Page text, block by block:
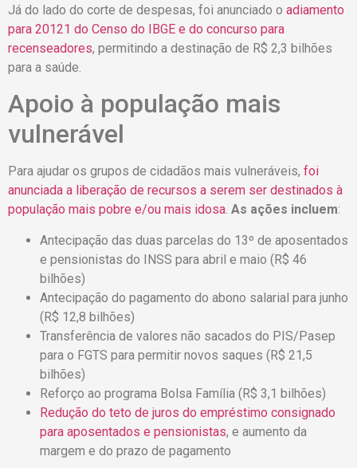
Já do lado do corte de despesas, foi anunciado o adiamento
para 20121 do Censo do IBGE e do concurso para
recenseadores, permitindo a destinação de R$ 2,3 bilhões
para a saúde.
Apoio à população mais
vulnerável
Para ajudar os grupos de cidadãos mais vulneráveis, foi
anunciada a liberação de recursos a serem ser destinados à
população mais pobre e/ou mais idosa. As ações incluem:
Antecipação das duas parcelas do 13º de aposentados
e pensionistas do INSS para abril e maio (R$ 46
bilhões)
Antecipação do pagamento do abono salarial para junho
(R$ 12,8 bilhões)
Transferência de valores não sacados do PIS/Pasep
para o FGTS para permitir novos saques (R$ 21,5
bilhões)
Reforço ao programa Bolsa Família (R$ 3,1 bilhões)
Redução do teto de juros do empréstimo consignado
para aposentados e pensionistas, e aumento da
margem e do prazo de pagamento